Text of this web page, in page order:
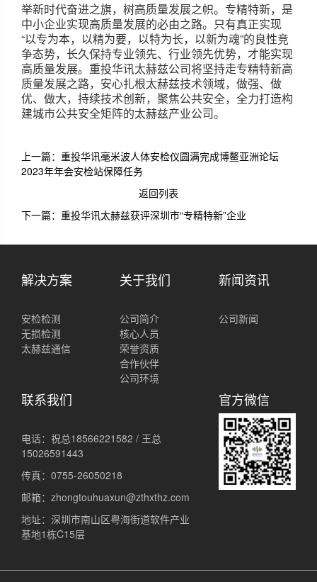
举新时代奋进之旗，树高质量发展之帜。专精特新，是
中小企业实现高质量发展的必由之路。只有真正实现
“以专为本，以精为要，以特为长，以新为魂”的良性竞
争态势，长久保持专业领先、行业领先优势，才能实现
高质量发展。重投华讯太赫兹公司将坚持走专精特新高
质量发展之路，安心扎根太赫兹技术领域，做强、做
优、做大，持续技术创新，聚焦公共安全，全力打造构
建城市公共安全矩阵的太赫兹产业公司。
上一篇：重投华讯毫米波人体安检仪圆满完成博鳌亚洲论坛
2023年年会安检站保障任务
返回列表
下一篇：重投华讯太赫兹获评深圳市“专精特新”企业
解决方案
安检检测
无损检测
太赫兹通信
关于我们
公司简介
核心人员
荣誉资质
合作伙伴
公司环境
新闻资讯
公司新闻
联系我们
电话：祝总18566221582 / 王总
15026591443
传真：0755-26050218
邮箱：zhongtouhuaxun@zthxthz.com
地址：深圳市南山区粤海街道软件产业
基地1栋C15层
官方微信